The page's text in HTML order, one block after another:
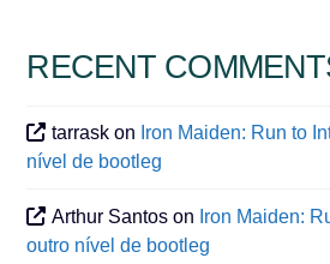
RECENT
tarrask on Iron Maiden: Run to
nível de bootleg
Arthur Santos on Iron Maiden:
outro nível de bootleg